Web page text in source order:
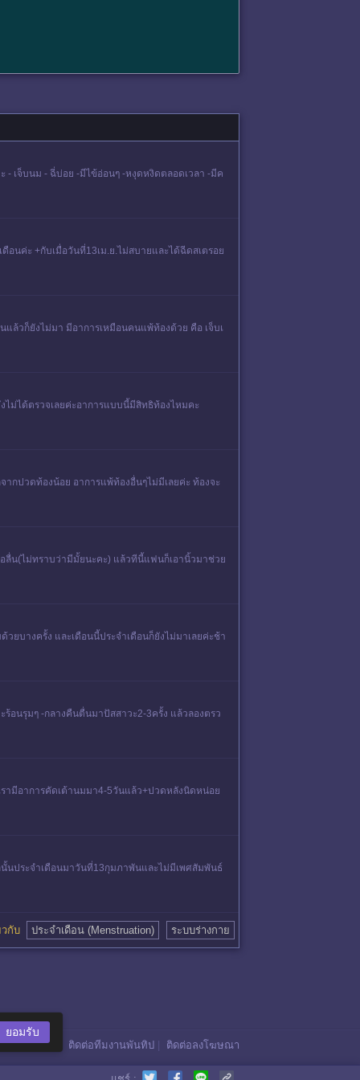
- เจ็บนม - ฉี่บ่อย -มีไข้อ่อนๆ -หงุดหงิดตลอดเวลา -มีค
นค่ะ +กับเมื่อวันที่13เม.ย.ไม่สบายและได้ฉีดสเตรอย
แล้วก็ยังไม่มา มีอาการเหมือนคนแพ้ท้องด้วย คือ เจ็บเ
ม่ได้ตรวจเลยค่ะอาการแบบนี้มีสิทธิท้องไหมคะ
กปวดท้องน้อย อาการแพ้ท้องอื่นๆไม่มีเลยค่ะ ท้องจะ
น(ไม่ทราบว่ามีมั้ยนะคะ) แล้วทีนี้แฟนก็เอานิ้วมาช่วย
ยบางครั้ง และเดือนนี้ประจำเดือนก็ยังไม่มาเลยค่ะช้า
อนรุมๆ -กลางคืนตื่นมาปัสสาวะ2-3ครั้ง แล้วลองตรว
ามีอาการคัดเต้านมมา4-5วันแล้ว+ปวดหลังนิดหน่อย
นประจำเดือนมาวันที่13กุมภาพันและไม่มีเพศสัมพันธ์
กับ ประจำเดือน (Menstruation) ระบบร่างกาย
ติดต่อทีมงานพันทิป ติดต่อลงโฆษณา
ยอมรับ